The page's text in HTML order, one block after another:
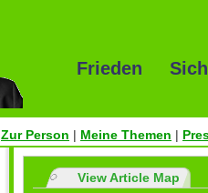
Frieden
Zur Person | Meine Themen |
View Article Map